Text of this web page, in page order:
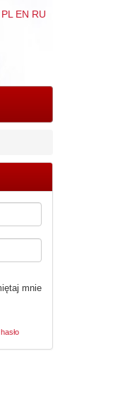
PL EN RU
mnie